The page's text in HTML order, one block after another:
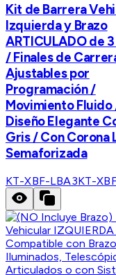
Kit de Barrera
Izquierda y Brazo
ARTICULADO de
/ Finales de
Ajustables por
Programación /
Movimiento Fluido
Diseño Elegante
Gris / Con Corona
Semaforizada
KT-XBF-LBA3KT-